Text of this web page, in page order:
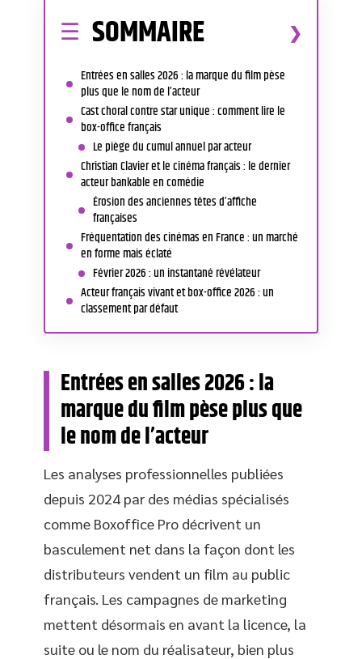
SOMMAIRE
Entrées en salles 2026 : la marque du film pèse
plus que le nom de l’acteur
Cast choral contre star unique : comment lire le
box-office français
Le piège du cumul annuel par acteur
Christian Clavier et le cinéma français : le dernier
acteur bankable en comédie
Érosion des anciennes têtes d’affiche
françaises
Fréquentation des cinémas en France : un marché
en forme mais éclaté
Février 2026 : un instantané révélateur
Acteur français vivant et box-office 2026 : un
classement par défaut
Entrées en salles 2026 : la
marque du film pèse plus que
le nom de l’acteur
Les analyses professionnelles publiées
depuis 2024 par des médias spécialisés
comme Boxoffice Pro décrivent un
basculement net dans la façon dont les
distributeurs vendent un film au public
français. Les campagnes de marketing
mettent désormais en avant la licence, la
suite ou le nom du réalisateur, bien plus